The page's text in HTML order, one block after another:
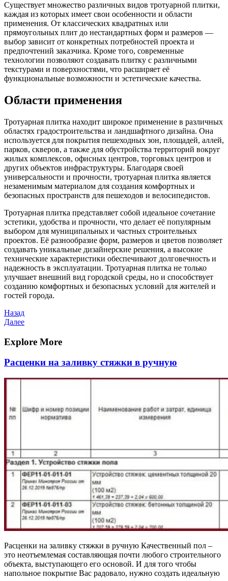
Существует множество различных видов тротуарной плитки,
каждая из которых имеет свои особенности и области
применения. От классических квадратных или
прямоугольных плит до нестандартных форм и размеров —
выбор зависит от конкретных потребностей проекта и
предпочтений заказчика. Кроме того, современные
технологии позволяют создавать плитку с различными
текстурами и поверхностями, что расширяет её
функциональные возможности и эстетические качества.
Области применения
Тротуарная плитка находит широкое применение в различных
областях градостроительства и ландшафтного дизайна. Она
используется для покрытия пешеходных зон, площадей, аллей,
парков, скверов, а также для обустройства территорий вокруг
жилых комплексов, офисных центров, торговых центров и
других объектов инфраструктуры. Благодаря своей
универсальности и прочности, тротуарная плитка является
незаменимым материалом для создания комфортных и
безопасных пространств для пешеходов и велосипедистов.
Тротуарная плитка представляет собой идеальное сочетание
эстетики, удобства и прочности, что делает её популярным
выбором для муниципальных и частных строительных
проектов. Её разнообразие форм, размеров и цветов позволяет
создавать уникальные дизайнерские решения, а высокие
технические характеристики обеспечивают долговечность и
надежность в эксплуатации. Тротуарная плитка не только
улучшает внешний вид городской среды, но и способствует
созданию комфортных и безопасных условий для жителей и
гостей города.
Навигация
по
записям
Предыдущая
запись
Назад
Следующая
Далее
Explore More
Расценки на заливку стяжки в ручную
Расценки на заливку стяжки в ручную Качественный пол –
это неотъемлемая составляющая почти любого строительного
объекта, выступающего его основой. И для того чтобы
напольное покрытие Вас радовало, нужно создать идеальную